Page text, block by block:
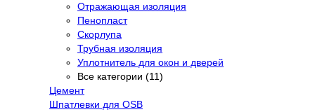
Отражающая изоляция
Пенопласт
Скорлупа
Трубная изоляция
Уплотнитель для окон и дверей
Все категории (11)
Цемент
Шпатлевки для OSB